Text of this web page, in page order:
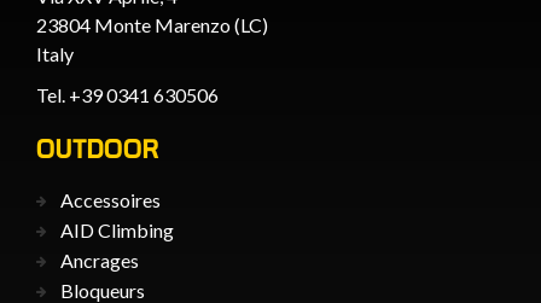
23804 Monte Marenzo (LC)
Italy
Tel. +39 0341 630506
OUTDOOR
Accessoires
AID Climbing
Ancrages
Bloqueurs